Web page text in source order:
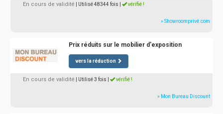
En cours de validité | Utilisé 48344 fois vérifié !
» Showroomprivé.com
Prix réduits sur le mobilier d'exposition
vers la réduction
En cours de validité | Utilisé 3 fois vérifié !
» Mon Bureau Discount